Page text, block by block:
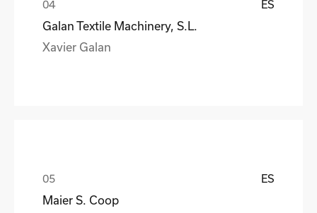
ES
Galan Textile Machinery, S.L.
Xavier Galan
ES
Maier S. Coop